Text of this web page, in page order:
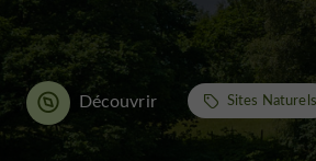
Découvrir Sites Naturels